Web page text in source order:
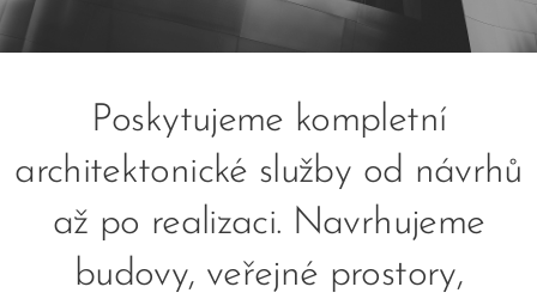
Poskytujeme kompletní
architektonické služby od návrhů
až po realizaci. Navrhujeme
budovy, veřejné prostory,